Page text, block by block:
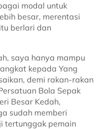
modal untuk
besar, merentasi
berlari dan
saya hanya mampu
kepada Yang
demi rakan-rakan
Bola Sepak
Besar Kedah,
sudah memberi
tertunggak pemain